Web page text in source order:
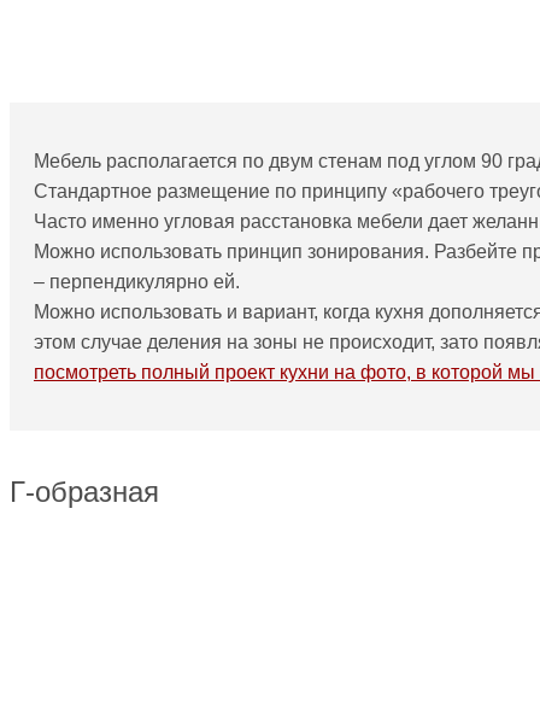
Мебель располагается по двум стенам под углом 90
Стандартное размещение по принципу «рабочего
Часто именно угловая расстановка мебели дает
Можно использовать принцип зонирования. Разбейте
– перпендикулярно ей.
Можно использовать и вариант, когда кухня
этом случае деления на зоны не происходит, зато
посмотреть полный проект кухни на фото, в которой
Г-образная